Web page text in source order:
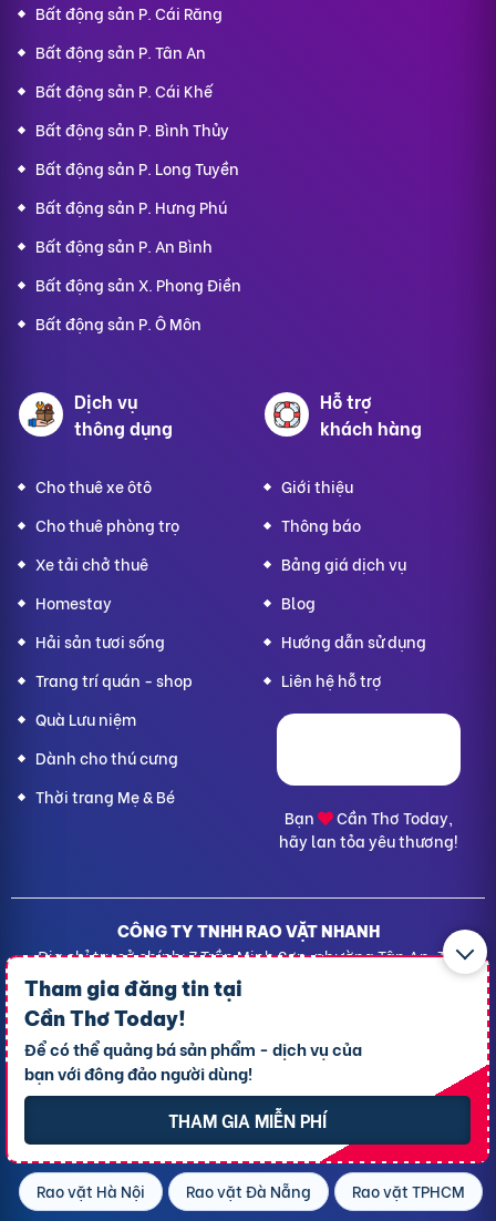
Tham gia đăng tin tại
Cần Thơ Today!
Để có thể quảng bá sản phẩm - dịch vụ của
bạn với đông đảo người dùng!
THAM GIA MIỄN PHÍ
Bất động sản P. Cái Răng
Bất động sản P. Tân An
Bất động sản P. Cái Khế
Bất động sản P. Bình Thủy
Bất động sản P. Long Tuyền
Bất động sản P. Hưng Phú
Bất động sản P. An Bình
Bất động sản X. Phong Điền
Bất động sản P. Ô Môn
Dịch vụ
thông dụng
Cho thuê xe ôtô
Cho thuê phòng trọ
Xe tải chở thuê
Homestay
Hải sản tươi sống
Trang trí quán - shop
Quà Lưu niệm
Dành cho thú cưng
Thời trang Mẹ & Bé
Hỗ trợ
khách hàng
Giới thiệu
Thông báo
Bảng giá dịch vụ
Blog
Hướng dẫn sử dụng
Liên hệ hỗ trợ
Bạn
Cần Thơ Today,
hãy lan tỏa yêu thương!
CÔNG TY TNHH RAO VẶT NHANH
Địa chỉ trụ sở chính: 7 Trần Minh Sơn, phường Tân An, TP.
Cần Thơ
Giấy CNĐKDN: 1801717351 – Ngày cấp: 24/01/2022 - Cơ
quan cấp: Phòng Đăng ký kinh doanh – Sở kế hoạch và
Đầu tư TP. Cần Thơ
Liên hệ hỗ trợ- Hotline:
Quy chế hoạt động
Chính sách giải quyết khiếu nại
Chính sách bảo mật thông tin
Rao vặt Hà Nội
Rao vặt Đà Nẵng Rao vặt TPHCM